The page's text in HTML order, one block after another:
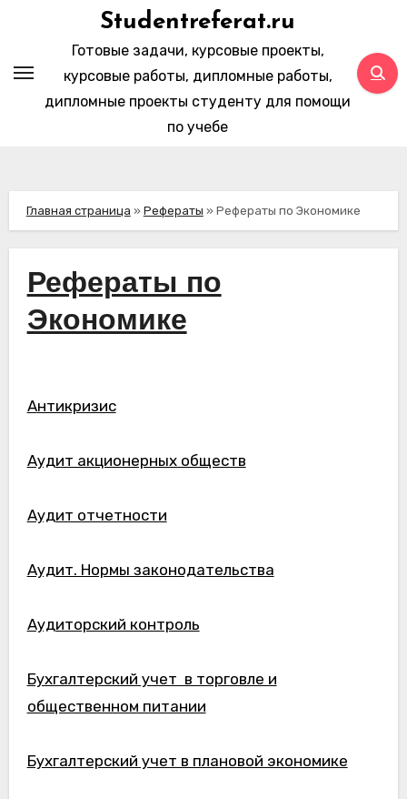
содержимому
Studentreferat.ru
Готовые задачи, курсовые проекты,
курсовые работы, дипломные работы,
дипломные проекты студенту для помощи
по учебе
Главная страница » Рефераты » Рефераты по Экономике
Рефераты по
Экономике
Антикризис
Аудит акционерных обществ
Аудит отчетности
Аудит. Нормы законодательства
Аудиторский контроль
Бухгалтерский учет в торговле и
общественном питании
Бухгалтерский учет в плановой экономике